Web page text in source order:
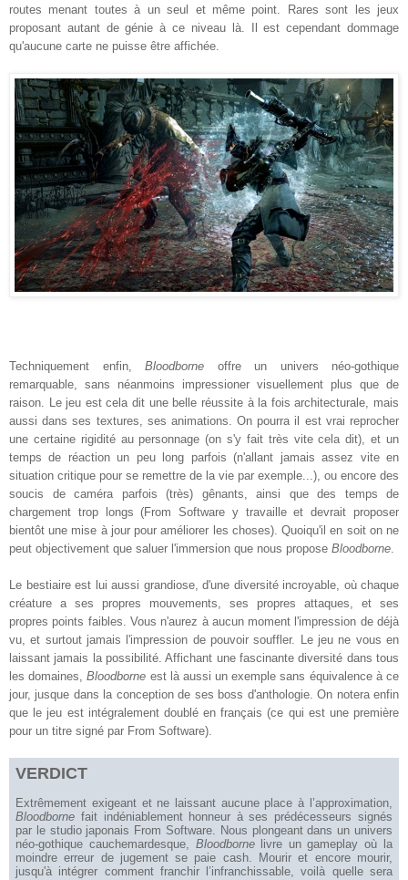
routes menant toutes à un seul et même point. Rares sont les jeux
proposant autant de génie à ce niveau là. Il est cependant dommage
qu'aucune carte ne puisse être affichée.
Techniquement enfin, Bloodborne offre un univers néo-gothique
remarquable, sans néanmoins impressioner visuellement plus que de
raison. Le jeu est cela dit une belle réussite à la fois architecturale, mais
aussi dans ses textures, ses animations. On pourra il est vrai reprocher
une certaine rigidité au personnage (on s'y fait très vite cela dit), et un
temps de réaction un peu long parfois (n'allant jamais assez vite en
situation critique pour se remettre de la vie par exemple...), ou encore des
soucis de caméra parfois (très) gênants, ainsi que des temps de
chargement trop longs (From Software y travaille et devrait proposer
bientôt une mise à jour pour améliorer les choses). Quoiqu'il en soit on ne
peut objectivement que saluer l'immersion que nous propose Bloodborne.
Le bestiaire est lui aussi grandiose, d'une diversité incroyable, où chaque
créature a ses propres mouvements, ses propres attaques, et ses
propres points faibles. Vous n'aurez à aucun moment l'impression de déjà
vu, et surtout jamais l'impression de pouvoir souffler. Le jeu ne vous en
laissant jamais la possibilité. Affichant une fascinante diversité dans tous
les domaines,Bloodborne est là aussi un exemple sans équivalence à ce
jour, jusque dans la conception de ses boss d'anthologie. On notera enfin
que le jeu est intégralement doublé en français (ce qui est une première
pour un titre signé par From Software).
VERDICT
Extrêmement exigeant et ne laissant aucune place à l’approximation,
Bloodborne fait indéniablement honneur à ses prédécesseurs signés
par le studio japonais From Software. Nous plongeant dans un univers
néo-gothique cauchemardesque, Bloodbornelivre un gameplay où la
moindre erreur de jugement se paie cash. Mourir et encore mourir,
jusqu'à intégrer comment franchir l’infranchissable, voilà quelle sera